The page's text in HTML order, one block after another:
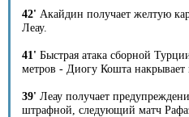
42' Акайдин получает желтую
Леау.
41' Быстрая атака сборной
метров - Диогу Кошта накрывает
39' Леау получает
штрафной, следующий матч